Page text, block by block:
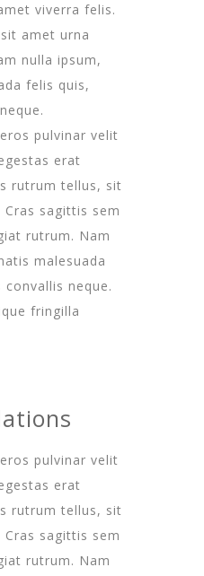
viverra felis.
amet urna
nulla ipsum,
felis quis,
pulvinar velit
erat
rutrum tellus, sit
sagittis sem
rutrum. Nam
malesuada
neque.
fringilla
pulvinar velit
erat
rutrum tellus, sit
sagittis sem
rutrum. Nam